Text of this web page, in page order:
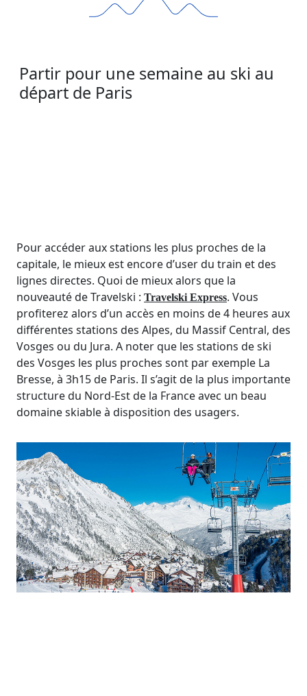
Partir pour une semaine au ski au
départ de Paris
Pour accéder aux stations les plus proches de la
capitale, le mieux est encore d’user du train et des
lignes directes. Quoi de mieux alors que la
nouveauté de Travelski : Travelski Express. Vous
profiterez alors d’un accès en moins de 4 heures aux
différentes stations des Alpes, du Massif Central, des
Vosges ou du Jura. A noter que les stations de ski
des Vosges les plus proches sont par exemple La
Bresse, à 3h15 de Paris. Il s’agit de la plus importante
structure du Nord-Est de la France avec un beau
domaine skiable à disposition des usagers.